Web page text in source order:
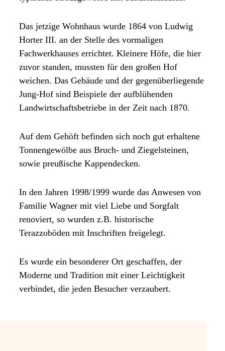
Das jetzige Wohnhaus wurde 1864 von Ludwig
Horter III. an der Stelle des vormaligen
Fachwerkhauses errichtet. Kleinere Höfe, die hier
zuvor standen, mussten für den großen Hof
weichen. Das Gebäude und der gegenüberliegende
Jung-Hof sind Beispiele der aufblühenden
Landwirtschaftsbetriebe in der Zeit nach 1870.
Auf dem Gehöft befinden sich noch gut erhaltene
Tonnengewölbe aus Bruch- und Ziegelsteinen,
sowie preußische Kappendecken.
In den Jahren 1998/1999 wurde das Anwesen von
Familie Wagner mit viel Liebe und Sorgfalt
renoviert, so wurden z.B. historische
Terazzoböden mit Inschriften freigelegt.
Es wurde ein besonderer Ort geschaffen, der
Moderne und Tradition mit einer Leichtigkeit
verbindet, die jeden Besucher verzaubert.